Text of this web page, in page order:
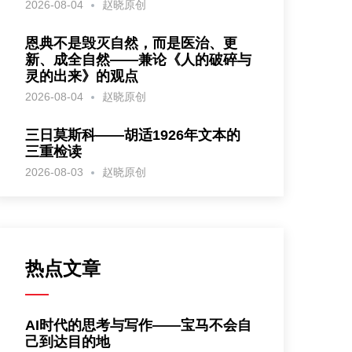
2026-08-04 赵晓原创
恩典不是毁灭自然，而是医治、更
新、成全自然——兼论《人的破碎与
灵的出来》的观点
2026-08-04 赵晓原创
三日莫斯科——胡适1926年文本的
三重检读
2026-08-03 赵晓原创
热点文章
AI时代的思考与写作——宝马不会自
己到达目的地